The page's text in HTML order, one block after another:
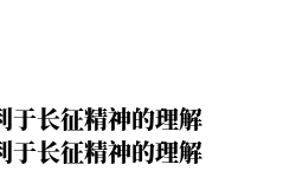
于⻓征精神的理解
于⻓征精神的理解